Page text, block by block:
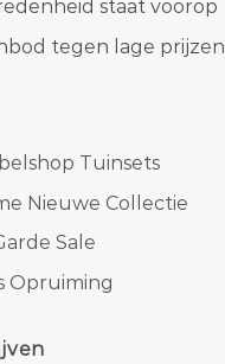
staat voorop
tegen lage prijzen
Tuinsets
Nieuwe Collectie
Sale
Opruiming